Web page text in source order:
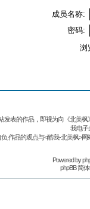
成员名称:
密码:
浏
表的作品，即视为向《北美
我电子
.作品的观点与<酷我-北美枫>
Powered by
phpBB 简